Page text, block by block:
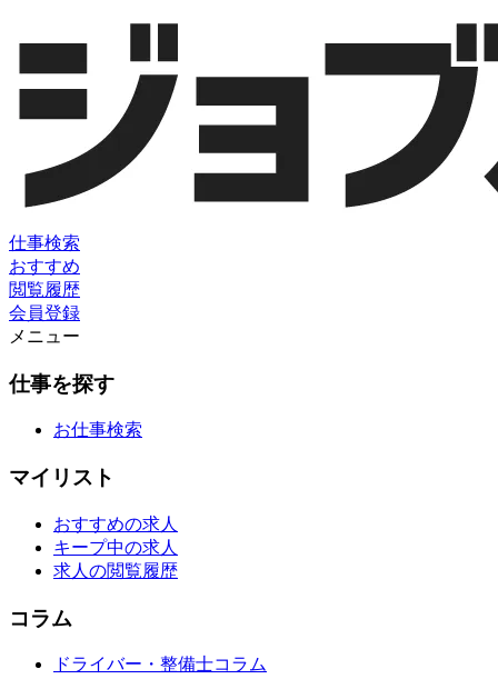
仕事検索
おすすめ
閲覧履歴
会員登録
メニュー
仕事を探す
お仕事検索
マイリスト
おすすめの求人
キープ中の求人
求人の閲覧履歴
コラム
ドライバー・整備士コラム